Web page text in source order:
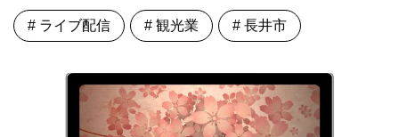
# ライブ配信 # 観光業 # 長井市